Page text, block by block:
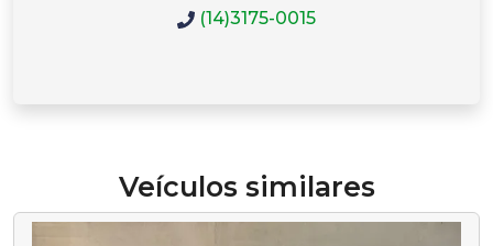
(14)3175-0015
Veículos similares